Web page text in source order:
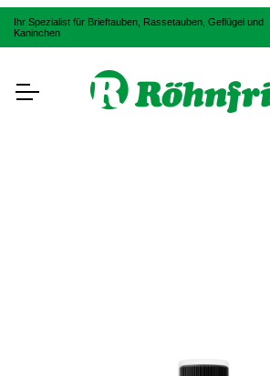
Ihr Spezialist für Brieftauben, Rassetauben, Geflügel und
Kaninchen